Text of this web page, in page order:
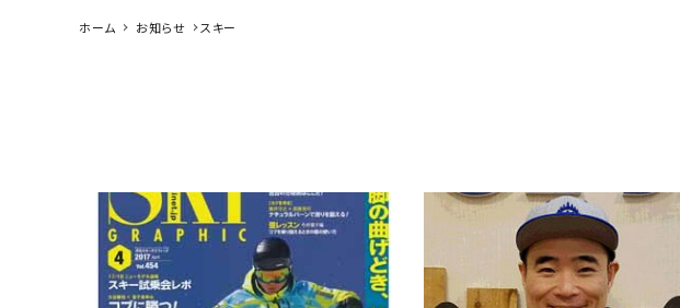
野球 バスケットボール
革靴・パンプス
ホーム お知らせ スキー